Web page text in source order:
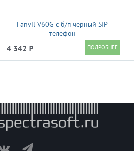
Fanvil V60G c б/п черный SIP
телефон
4 342 ₽